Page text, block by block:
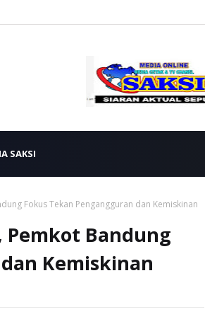
SAKSI
Fokus Tekan Pengangguran dan Kemiskinan
Pemkot Bandung
Kemiskinan